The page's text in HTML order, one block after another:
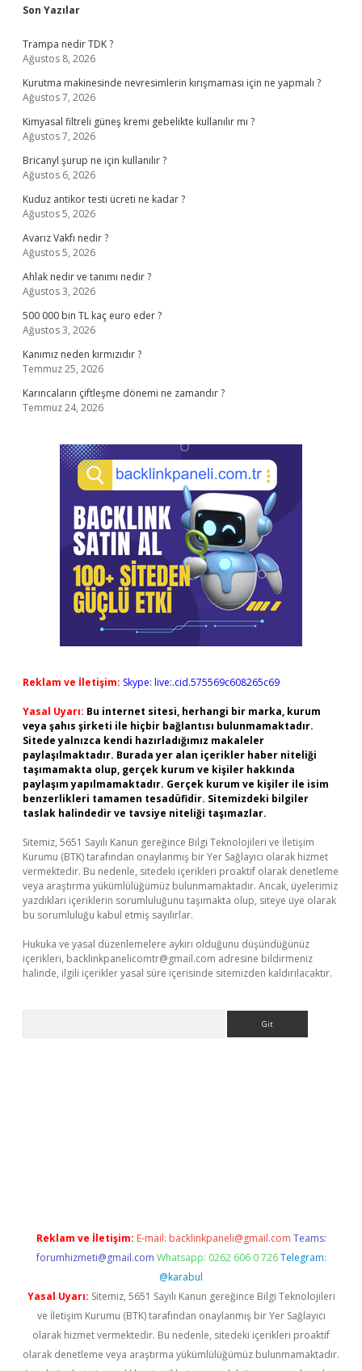
Sidebar
Son Yazılar
Trampa nedir TDK ?
Ağustos 8, 2026
Kurutma makinesinde nevresimlerin kırışmaması için ne yapmalı ?
Ağustos 7, 2026
Kimyasal filtreli güneş kremi gebelikte kullanılır mı ?
Ağustos 7, 2026
Bricanyl şurup ne için kullanılır ?
Ağustos 6, 2026
Kuduz antikor testi ücreti ne kadar ?
Ağustos 5, 2026
Avarız Vakfı nedir ?
Ağustos 5, 2026
Ahlak nedir ve tanımı nedir ?
Ağustos 3, 2026
500 000 bin TL kaç euro eder ?
Ağustos 3, 2026
Kanımız neden kırmızıdır ?
Temmuz 25, 2026
Karıncaların çiftleşme dönemi ne zamandır ?
Temmuz 24, 2026
Reklam ve İletişim: Skype: live:.cid.575569c608265c69
Yasal Uyarı: Bu internet sitesi, herhangi bir marka, kurum
veya şahıs şirketi ile hiçbir bağlantısı bulunmamaktadır.
Sitede yalnızca kendi hazırladığımız makaleler
paylaşılmaktadır. Burada yer alan içerikler haber niteliği
taşımamakta olup, gerçek kurum ve kişiler hakkında
paylaşım yapılmamaktadır. Gerçek kurum ve kişiler ile isim
benzerlikleri tamamen tesadüfidir. Sitemizdeki bilgiler
taslak halindedir ve tavsiye niteliği taşımazlar.
Sitemiz, 5651 Sayılı Kanun gereğince Bilgi Teknolojileri ve İletişim
Kurumu (BTK) tarafından onaylanmış bir Yer Sağlayıcı olarak hizmet
vermektedir. Bu nedenle, sitedeki içerikleri proaktif olarak denetleme
veya araştırma yükümlülüğümüz bulunmamaktadır. Ancak, üyelerimiz
yazdıkları içeriklerin sorumluluğunu taşımakta olup, siteye üye olarak
bu sorumluluğu kabul etmiş sayılırlar.
Hukuka ve yasal düzenlemelere aykırı olduğunu düşündüğünüz
içerikleri, backlinkpanelicomtr@gmail.com adresine bildirmeniz
halinde, ilgili içerikler yasal süre içerisinde sitemizden kaldırılacaktır.
Reklam ve İletişim: E-mail: backlinkpaneli@gmail.com Teams:
forumhizmeti@gmail.com Whatsapp: 0262 606 0 726 Telegram:
@karabul
Yasal Uyarı: Sitemiz, 5651 Sayılı Kanun gereğince Bilgi Teknolojileri
ve İletişim Kurumu (BTK) tarafından onaylanmış bir Yer Sağlayıcı
olarak hizmet vermektedir. Bu nedenle, sitedeki içerikleri proaktif
olarak denetleme veya araştırma yükümlülüğümüz bulunmamaktadır.